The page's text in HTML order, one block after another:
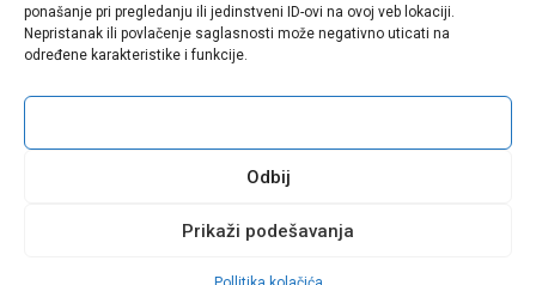
ponašanje pri pregledanju ili jedinstveni ID-ovi na ovoj veb lokaciji.
Nepristanak ili povlačenje saglasnosti može negativno uticati na
određene karakteristike i funkcije.
Odbij
Prikaži podešavanja
Polufabrikati bakarnih
elektroda